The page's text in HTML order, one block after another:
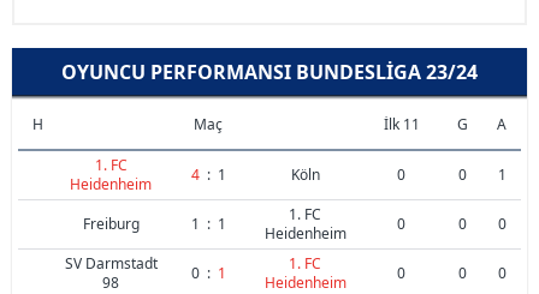
OYUNCU PERFORMANSI BUNDESLIGA 23/24
H Maç İlk 11 G
A
1. FC
Heidenheim
4 : 1 Köln 0 0 1
Freiburg 1 : 1
1. FC
Heidenheim
0 0
0
SV Darmstadt
98
0 : 1
1. FC
Heidenheim
0 0
0